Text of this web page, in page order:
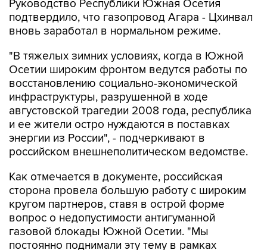
Руководство Республики Южная Осетия
подтвердило, что газопровод Агара - Цхинвал
вновь заработал в нормальном режиме.
"В тяжелых зимних условиях, когда в Южной
Осетии широким фронтом ведутся работы по
восстановлению социально-экономической
инфраструктуры, разрушенной в ходе
августовской трагедии 2008 года, республика
и ее жители остро нуждаются в поставках
энергии из России", - подчеркивают в
российском внешнеполитическом ведомстве.
Как отмечается в документе, российская
сторона провела большую работу с широким
кругом партнеров, ставя в острой форме
вопрос о недопустимости антигуманной
газовой блокады Южной Осетии. "Мы
постоянно поднимали эту тему в рамках